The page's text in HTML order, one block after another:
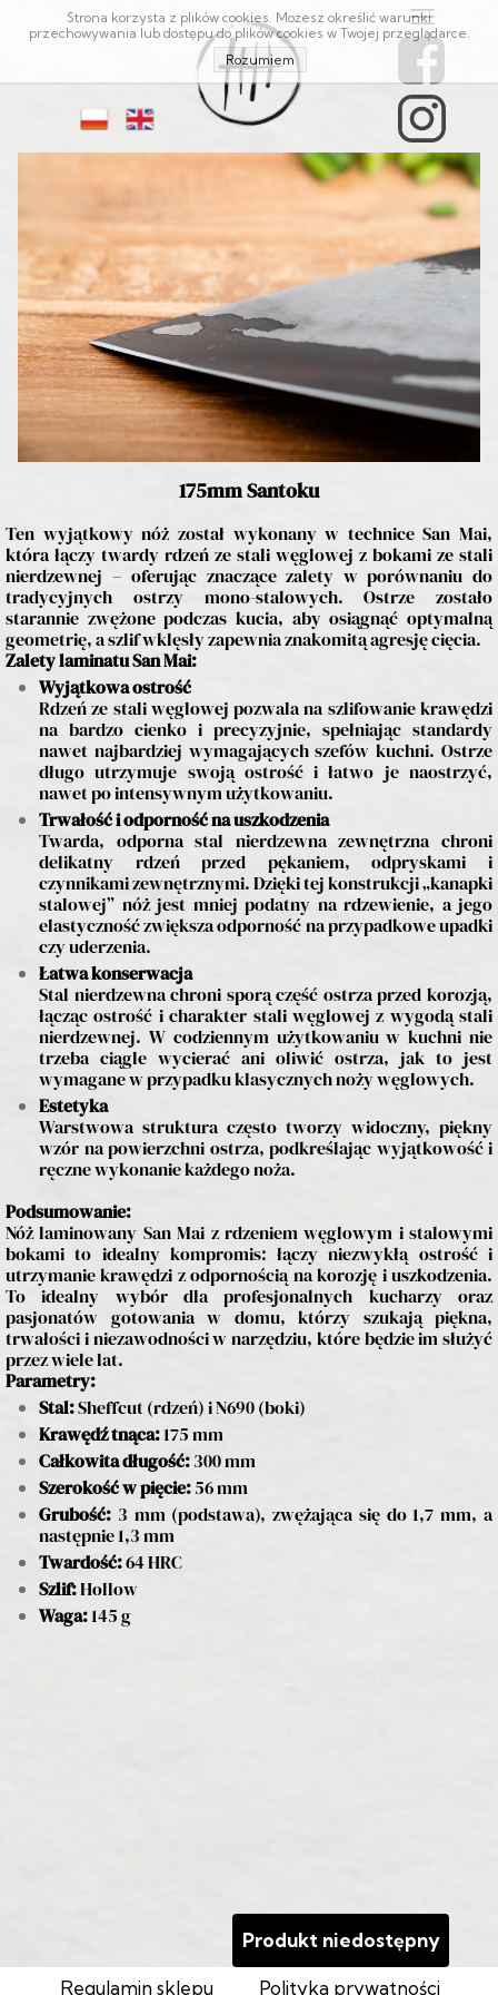
Produkt niedostępny
175mm Santoku
Ten wyjątkowy nóż został wykonany w technice San Mai,
która łączy twardy rdzeń ze stali węglowej z bokami ze stali
nierdzewnej – oferując znaczące zalety w porównaniu do
tradycyjnych ostrzy mono-stalowych. Ostrze zostało
starannie zwężone podczas kucia, aby osiągnąć optymalną
geometrię, a szlif wklęsły zapewnia znakomitą agresję cięcia.
Zalety laminatu San Mai:
Wyjątkowa ostrość
Rdzeń ze stali węglowej pozwala na szlifowanie krawędzi
na bardzo cienko i precyzyjnie, spełniając standardy
nawet najbardziej wymagających szefów kuchni. Ostrze
długo utrzymuje swoją ostrość i łatwo je naostrzyć,
nawet po intensywnym użytkowaniu.
Trwałość i odporność na uszkodzenia
Twarda, odporna stal nierdzewna zewnętrzna chroni
delikatny rdzeń przed pękaniem, odpryskami i
czynnikami zewnętrznymi. Dzięki tej konstrukcji „kanapki
stalowej” nóż jest mniej podatny na rdzewienie, a jego
elastyczność zwiększa odporność na przypadkowe upadki
czy uderzenia.
Łatwa konserwacja
Stal nierdzewna chroni sporą część ostrza przed korozją,
łącząc ostrość i charakter stali węglowej z wygodą stali
nierdzewnej. W codziennym użytkowaniu w kuchni nie
trzeba ciągle wycierać ani oliwić ostrza, jak to jest
wymagane w przypadku klasycznych noży węglowych.
Estetyka
Warstwowa struktura często tworzy widoczny, piękny
wzór na powierzchni ostrza, podkreślając wyjątkowość i
ręczne wykonanie każdego noża.
Podsumowanie:
Nóż laminowany San Mai z rdzeniem węglowym i stalowymi
bokami to idealny kompromis: łączy niezwykłą ostrość i
utrzymanie krawędzi z odpornością na korozję i uszkodzenia.
To idealny wybór dla profesjonalnych kucharzy oraz
pasjonatów gotowania w domu, którzy szukają piękna,
trwałości i niezawodności w narzędziu, które będzie im służyć
przez wiele lat.
Parametry:
Stal:Sheffcut (rdzeń) i N690 (boki)
Krawędź tnąca:175 mm
Całkowita długość:300 mm
Szerokość w pięcie:56 mm
Grubość: 3 mm (podstawa), zwężająca się do 1,7 mm, a
następnie 1,3 mm
Twardość:64 HRC
Szlif:Hollow
Waga:145 g
Regulamin sklepu Polityka prywatności
Strona korzysta z plików cookies. Możesz określić warunki
przechowywania lub dostępu do plików cookies w Twojej przeglądarce.
Rozumiem